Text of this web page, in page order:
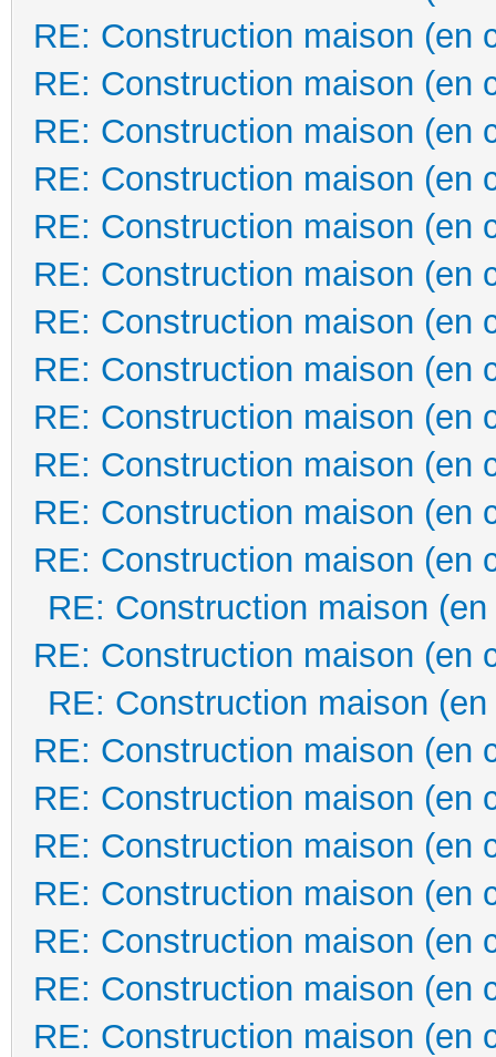
RE: Construction maison (en
RE: Construction maison (en
RE: Construction maison (en
RE: Construction maison (en
RE: Construction maison (en
RE: Construction maison (en
RE: Construction maison (en
RE: Construction maison (en
RE: Construction maison (en
RE: Construction maison (en
RE: Construction maison (en
RE: Construction maison (en
RE: Construction maison
RE: Construction maison (en
RE: Construction maison
RE: Construction maison (en
RE: Construction maison (en
RE: Construction maison (en
RE: Construction maison (en
RE: Construction maison (en
RE: Construction maison (en
RE: Construction maison (en